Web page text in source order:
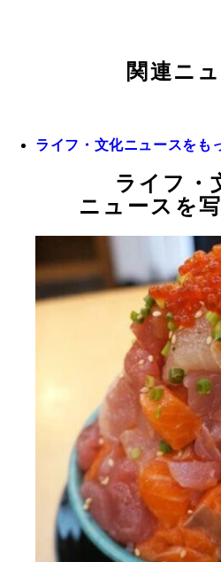
関連ニ
ライフ・文化ニュースをも
ライフ・
ニュースを